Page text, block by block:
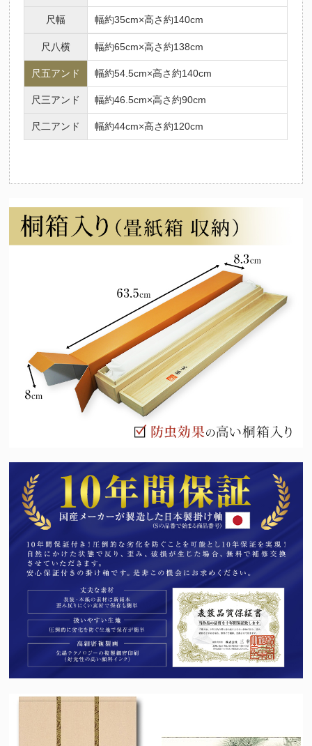
尺幅 幅約35cm×高さ約140cm
尺八横 幅約65cm×高さ約138cm
尺五アンド 幅約54.5cm×高さ約140cm
尺三アンド 幅約46.5cm×高さ約90cm
尺二アンド 幅約44cm×高さ約120cm